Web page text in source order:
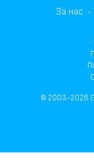
За нас
© 2003-2026